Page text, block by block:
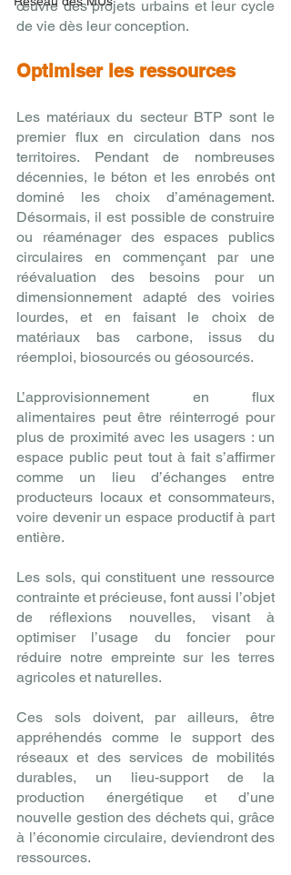
œuvre des projets urbains et leur cycle
de vie dès leur conception.
Optimiser les ressources
Les matériaux du secteur BTP sont le
premier flux en circulation dans nos
territoires. Pendant de nombreuses
décennies, le béton et les enrobés ont
dominé les choix d’aménagement.
Désormais, il est possible de construire
ou réaménager des espaces publics
circulaires en commençant par une
réévaluation des besoins pour un
dimensionnement adapté des voiries
lourdes, et en faisant le choix de
matériaux bas carbone, issus du
réemploi, biosourcés ou géosourcés.
L’approvisionnement en flux
alimentaires peut être réinterrogé pour
plus de proximité avec les usagers : un
espace public peut tout à fait s’affirmer
comme un lieu d’échanges entre
producteurs locaux et consommateurs,
voire devenir un espace productif à part
entière.
Les sols, qui constituent une ressource
contrainte et précieuse, font aussi l’objet
de réflexions nouvelles, visant à
optimiser l’usage du foncier pour
réduire notre empreinte sur les terres
agricoles et naturelles.
Ces sols doivent, par ailleurs, être
appréhendés comme le support des
réseaux et des services de mobilités
durables, un lieu-support de la
production énergétique et d’une
nouvelle gestion des déchets qui, grâce
à l’économie circulaire, deviendront des
ressources.